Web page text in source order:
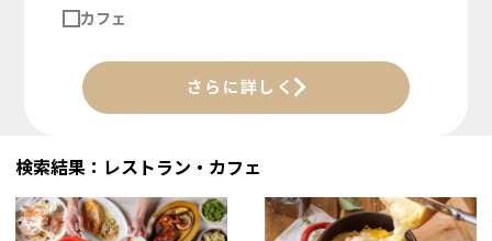
カフェ
さらに詳しく
検索結果：レストラン・カフェ